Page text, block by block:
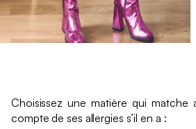
Choisissez une matière qui
compte de ses allergies s’il en a :